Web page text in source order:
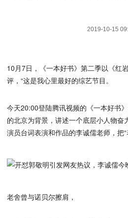
2019-10-15
10月7日，《一本好书》第二季以《红
评，“这是我心里最好的综艺节目。
今天20:00登陆腾讯视频的《一本好书
的北京为背景，讲述一个底层小人物
演员台词表演和作品的李诚儒老师，把“
老舍曾与诺贝尔擦肩，